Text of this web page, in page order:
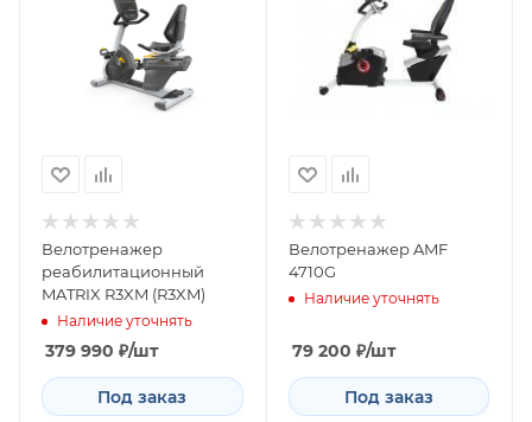
Велотренажер
реабилитационный
MATRIX R3XM (R3XM)
Наличие уточнять
379 990 ₽/шт
Под заказ
Велотренажер AMF
4710G
Наличие уточнять
79 200 ₽/шт
Под заказ